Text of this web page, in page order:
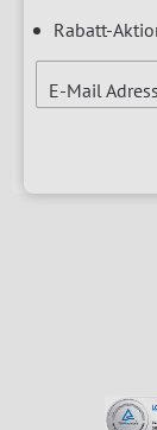
Rabatt-
E-Mail